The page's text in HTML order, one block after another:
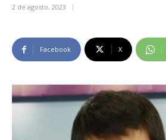
2 de agosto, 2023
Facebook X